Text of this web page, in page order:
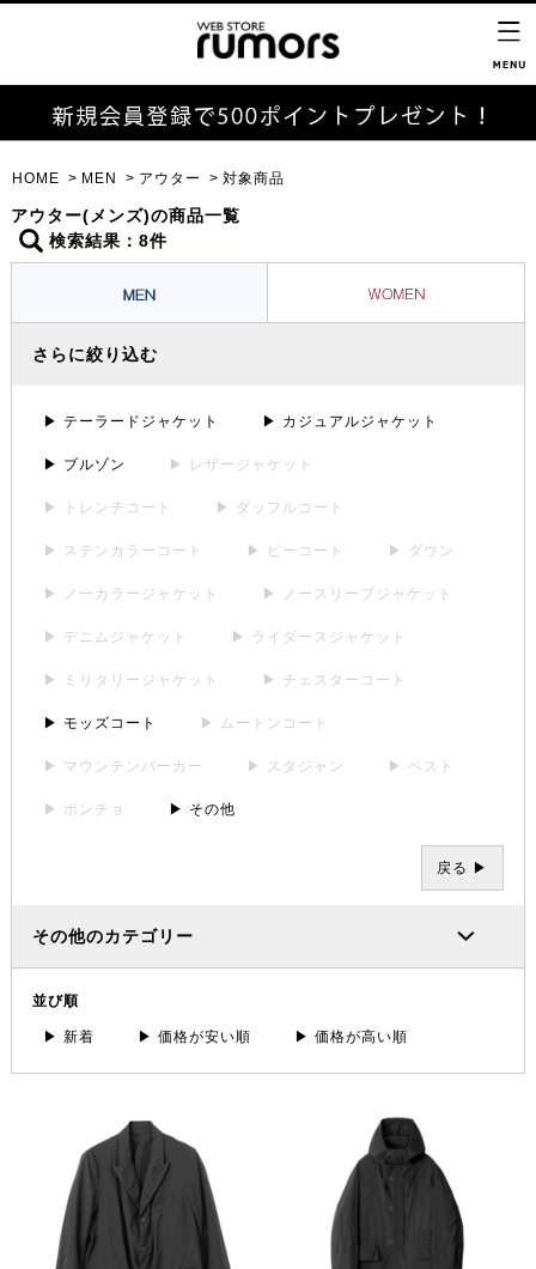
HOME MEN アウター 対象商品
アウター(メンズ)の商品一覧
検索結果：8件
さらに絞り込む
▶ テーラードジャケット ▶ カジュアルジャケット
▶ ブルゾン ▶ レザージャケット
▶ トレンチコート ▶ ダッフルコート
▶ ステンカラーコート ▶ ピーコート ▶ ダウン
▶ ノーカラージャケット ▶ ノースリーブジャケット
▶ デニムジャケット ▶ ライダースジャケット
▶ ミリタリージャケット ▶ チェスターコート
▶ モッズコート ▶ ムートンコート
▶ マウンテンパーカー ▶ スタジャン ▶ ベスト
▶ ポンチョ ▶ その他
戻る ▶
その他のカテゴリー
並び順
▶ 新着 ▶ 価格が安い順 ▶ 価格が高い順